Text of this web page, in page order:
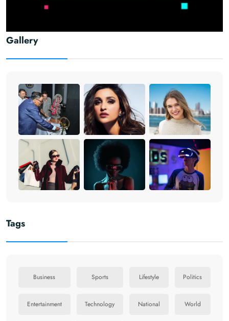
Gallery
Tags
Business Sports Lifestyle Politics
Entertainment Technology National World